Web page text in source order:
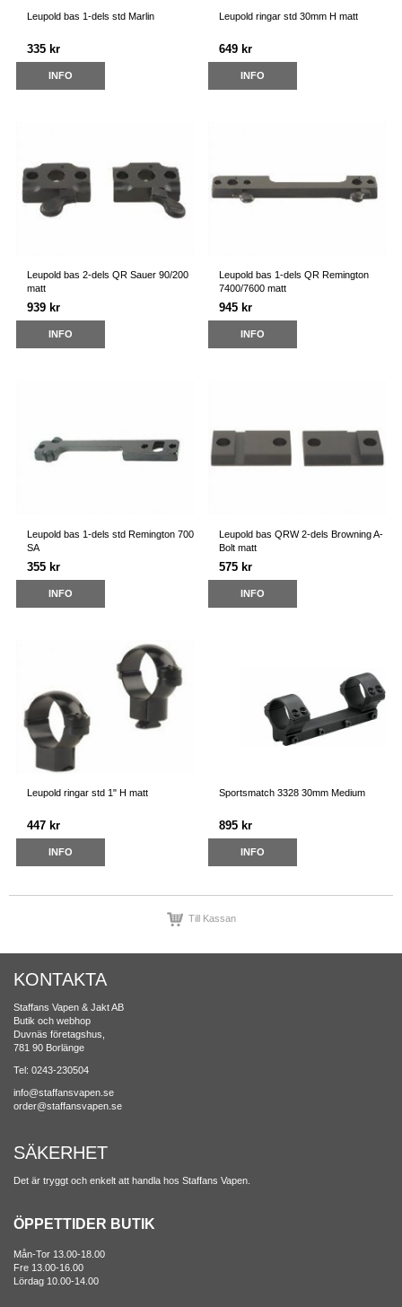
Leupold bas 1-dels std Marlin
335 kr
INFO
Leupold ringar std 30mm H matt
649 kr
INFO
Leupold bas 2-dels QR Sauer 90/200
matt
939 kr
INFO
Leupold bas 1-dels QR Remington
7400/7600 matt
945 kr
INFO
Leupold bas 1-dels std Remington 700
SA
355 kr
INFO
Leupold bas QRW 2-dels Browning A-
Bolt matt
575 kr
INFO
Leupold ringar std 1" H matt
447 kr
INFO
Sportsmatch 3328 30mm Medium
895 kr
INFO
Till Kassan
KONTAKTA
Staffans Vapen & Jakt AB
Butik och webhop
Duvnäs företagshus,
781 90 Borlänge
Tel: 0243-230504
info@staffansvapen.se
order@staffansvapen.se
SÄKERHET
Det är tryggt och enkelt att handla hos Staffans Vapen.
ÖPPETTIDER BUTIK
Mån-Tor 13.00-18.00
Fre 13.00-16.00
Lördag 10.00-14.00